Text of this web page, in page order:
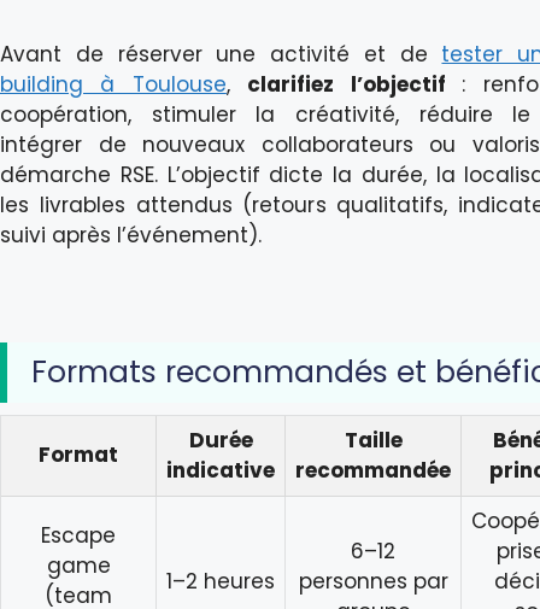
Avant de réserver une activité et de tester
building à Toulouse, clarifiez l’objectif :
coopération, stimuler la créativité, réduire le
intégrer de nouveaux collaborateurs ou
démarche RSE. L’objectif dicte la durée, la
les livrables attendus (retours qualitatifs,
suivi après l’événement).
Formats recommandés et
Format
Durée
indicative
Taille
recommandée
Escape
game
(team
1–2 heures
6–12
personnes par